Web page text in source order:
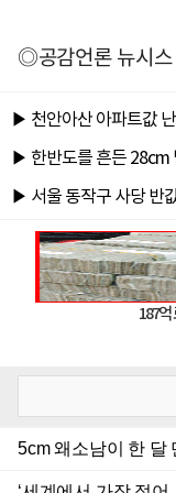
◎공감언론 뉴시스